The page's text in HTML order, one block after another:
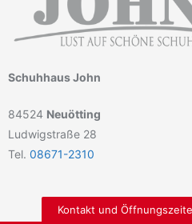
Schuhhaus John
84524 Neuötting
Ludwigstraße 28
Tel. 08671-2310
Kontakt und